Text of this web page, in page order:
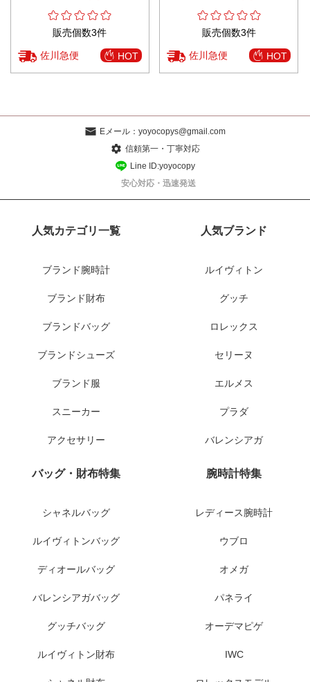
販売個数3件
佐川急便 HOT
販売個数3件
佐川急便 HOT
Eメール： yoyocopys@gmail.com
信頼第一・丁寧対応
Line ID:yoyocopy
安心対応・迅速発送
人気カテゴリ一覧
ブランド腕時計
ブランド財布
ブランドバッグ
ブランドシューズ
ブランド服
スニーカー
アクセサリー
人気ブランド
ルイヴィトン
グッチ
ロレックス
セリーヌ
エルメス
プラダ
バレンシアガ
バッグ・財布特集
シャネルバッグ
ルイヴィトンバッグ
ディオールバッグ
バレンシアガバッグ
グッチバッグ
ルイヴィトン財布
腕時計特集
レディース腕時計
ウブロ
オメガ
パネライ
オーデマピゲ
IWC